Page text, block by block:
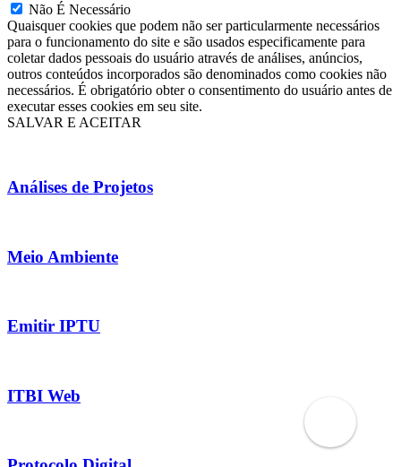
Não É Necessário
Quaisquer cookies que podem não ser particularmente necessários
para o funcionamento do site e são usados especificamente para
coletar dados pessoais do usuário através de análises, anúncios,
outros conteúdos incorporados são denominados como cookies não
necessários. É obrigatório obter o consentimento do usuário antes de
executar esses cookies em seu site.
SALVAR E ACEITAR
Análises de Projetos
Meio Ambiente
Emitir IPTU
ITBI Web